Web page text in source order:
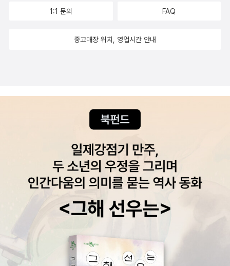
'조선 여성'으로 시대의 불운이었다고 한다. 이것이 바로 난설헌의 불
문희 작가가 그려낸 난설헌은 어떤 모습일지 두근두근 기대가 된
라딘 '명사가 추천하는 이달의 좋은 어린이 책' 리뷰는 꼭 쓴다.2월 추
천도서는 이름만 들어도 '와아~' 소리가 절로 나올 작가들이다. <브
레히트의 어린이 십자군> 베르톨트 브레히트 / 새터'세익스피어 이후
년까지 사회주의자라는 명목으로 금서 조치되었다가, 해금된 후로는
극작가이면서 뛰어난 서정시인으로 아낌없는 사랑을 받은 현대 시문
학의 역사에서 결코 빼놓을 수 없는 작가다.'라는 설명만으로도 접근
를 듣고 감히 범접하기 어려운 영역이라 생각했었다. 그래도 이 책은
놈! 놈!> 크리스티네 뇌스틀링거 / 개임나무영화 놈놈놈이 생각나는
제목이지만, 크리스티네 뇌스틀링거는 정말 대단한 작가다.내가 읽은
외할아버지는 무뚝뚝하기 이를데 없어 차라리 아빠 계신 서울로 돌아
할아버지댁을 떠나는데, 나중에 외할아버지가 돌아가신 후 그 마음을
중에도 없이 꾸역꾸역 박물관으로 데리고 가며 흐뭇해하는 부모. 아
이들의 심리를 어찌 이렇게 잘 써 놓았는지. 수백년 전에도 있었고 지
금도 그대로 있고 앞으로도 그 자리에 그대로 있을 그런 구닥다리 물
건들은 관심 없다면서 이번엔 아이가 부모를 자기만의 박물관으로 안
내한다. 대체 어떤 박물관일까?수지 모건스턴 <공주는 등이 가려워>
수지 모건스턴의 작품에는 공주가 자주 등장한다. 어린이책은 아니지
만 <딸에게 주는 편지>를 쓴 것을 봐도 작가는 아마 같은 여성들에게
하고 싶은 말이 많은 것으로 생각된다.공주가 결혼할 상대를 찾는데
조건은 단 하나. 자기의 등이 가려울 때 긁어줄 사람이면 된다. 말을
돌려서 한것도 아니고 그대로 등 좀 긁어달라고 하는데 그것을 해주
는 남자가 좀처럼 나타나지 않는다. 다른 조건들은 훌륭하면서.결혼
1:1 문의 FAQ
중고매장 위치, 영업시간 안내